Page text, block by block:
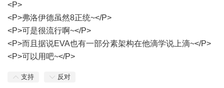
<P>
<P>弗洛伊德虽然8正统~</P>
<P>可是很流行啊~</P>
<P>而且据说EVA也有一部分素架构在他滴学说上滴~</P>
<P>可以用吧~</P>
支持 反对